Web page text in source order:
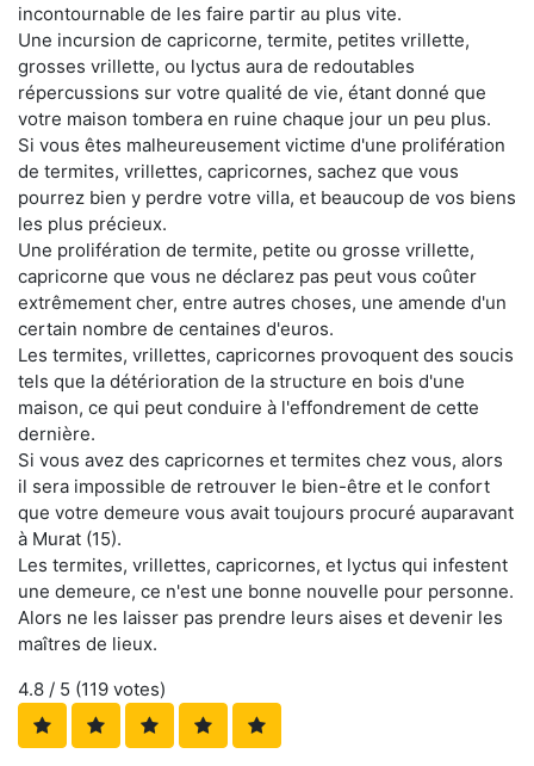
incontournable de les faire partir au plus vite.
Une incursion de capricorne, termite, petites vrillette,
grosses vrillette, ou lyctus aura de redoutables
répercussions sur votre qualité de vie, étant donné que
votre maison tombera en ruine chaque jour un peu plus.
Si vous êtes malheureusement victime d'une prolifération
de termites, vrillettes, capricornes, sachez que vous
pourrez bien y perdre votre villa, et beaucoup de vos biens
les plus précieux.
Une prolifération de termite, petite ou grosse vrillette,
capricorne que vous ne déclarez pas peut vous coûter
extrêmement cher, entre autres choses, une amende d'un
certain nombre de centaines d'euros.
Les termites, vrillettes, capricornes provoquent des soucis
tels que la détérioration de la structure en bois d'une
maison, ce qui peut conduire à l'effondrement de cette
dernière.
Si vous avez des capricornes et termites chez vous, alors
il sera impossible de retrouver le bien-être et le confort
que votre demeure vous avait toujours procuré auparavant
à Murat (15).
Les termites, vrillettes, capricornes, et lyctus qui infestent
une demeure, ce n'est une bonne nouvelle pour personne.
Alors ne les laisser pas prendre leurs aises et devenir les
maîtres de lieux.
4.8 / 5 (119 votes)